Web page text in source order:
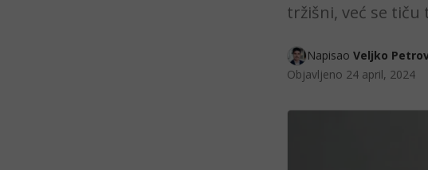
tržišni, već se
Napisao Veljko
Objavljeno 24 april, 2024